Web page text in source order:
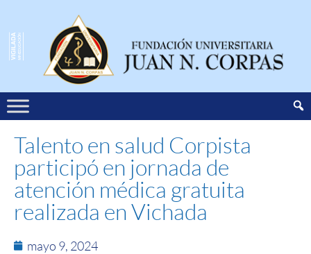
Talento en salud Corpista
participó en jornada de
atención médica gratuita
realizada en Vichada
mayo 9, 2024